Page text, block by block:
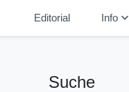
Editorial Infokeyboard_arrow_down
Suche